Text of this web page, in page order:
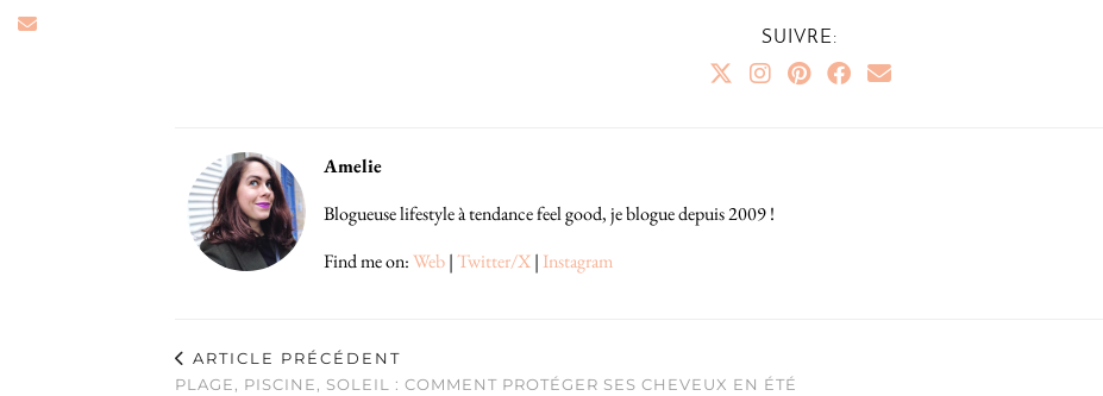
SUIVRE:
Amelie
Blogueuse lifestyle à tendance feel good, je blogue depuis 2009 !
Find me on:Web|Twitter/X| Instagram
ARTICLE PRÉCÉDENT
PLAGE, PISCINE, SOLEIL : COMMENT PROTÉGER SES CHEVEUX EN ÉTÉ